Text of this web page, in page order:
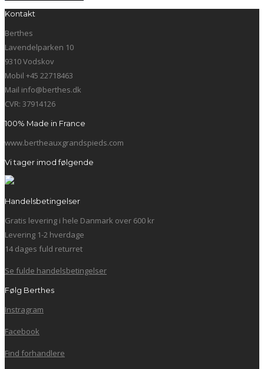
Kontakt
Berthes
Lavendelparken 10
9310 Vodskov
Mobil +45 22718463
Mail info@berthes.dk
CVR: 37914126
100% Made in France
www.bertheauxgrandspieds.com
Vi tager imod følgende
Handelsbetingelser
Gratis levering i hele Danmark over 600 kr
Levering 1-2 hverdage
14 dages fuld returret
Se fulde handelsbetingelser
Følg Berthes
Instragram
Facebook
Find forhandlere